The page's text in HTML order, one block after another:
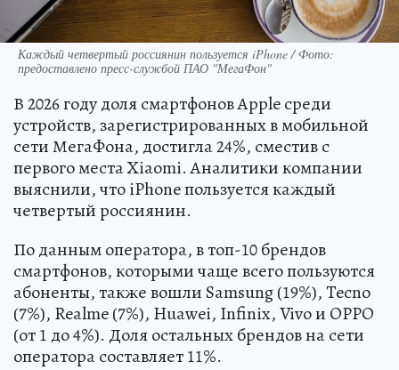
Каждый четвертый россиянин пользуется iPhone / Фото:
предоставлено пресс-службой ПАО "МегаФон"
В 2026 году доля смартфонов Apple среди
устройств, зарегистрированных в мобильной
сети МегаФона, достигла 24%, сместив с
первого места Xiaomi. Аналитики компании
выяснили, что iPhone пользуется каждый
четвертый россиянин.
По данным оператора, в топ-10 брендов
смартфонов, которыми чаще всего пользуются
абоненты, также вошли Samsung (19%), Tecno
(7%), Realme (7%), Huawei, Infinix, Vivo и OPPO
(от 1 до 4%). Доля остальных брендов на сети
оператора составляет 11%.